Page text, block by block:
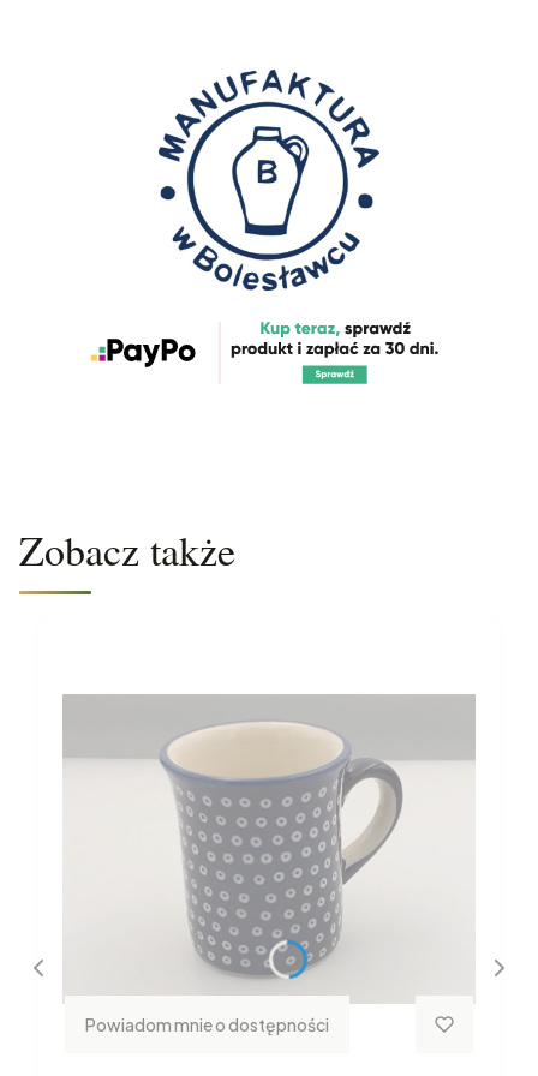
Zobacz także
Powiadom mnie o dostępności